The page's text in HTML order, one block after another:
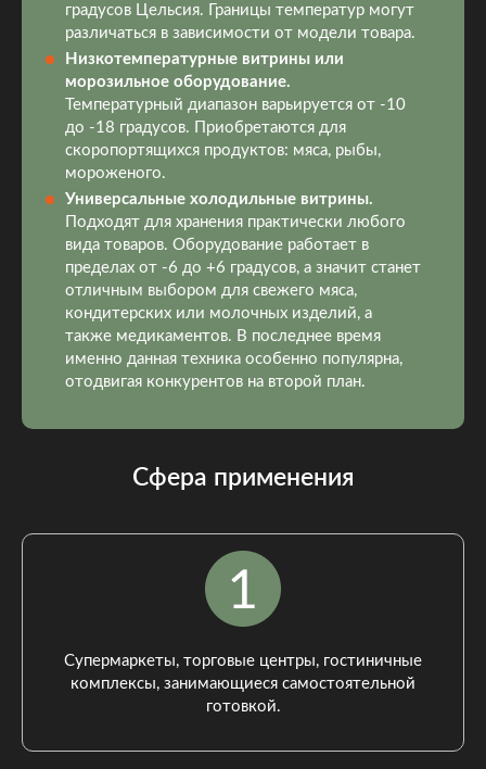
градусов Цельсия. Границы температур могут
различаться в зависимости от модели товара.
Низкотемпературные витрины или
морозильное оборудование.
Температурный диапазон варьируется от -10
до -18 градусов. Приобретаются для
скоропортящихся продуктов: мяса, рыбы,
мороженого.
Универсальные холодильные витрины.
Подходят для хранения практически любого
вида товаров. Оборудование работает в
пределах от -6 до +6 градусов, а значит станет
отличным выбором для свежего мяса,
кондитерских или молочных изделий, а
также медикаментов. В последнее время
именно данная техника особенно популярна,
отодвигая конкурентов на второй план.
Сфера применения
Супермаркеты, торговые центры, гостиничные
комплексы, занимающиеся самостоятельной
готовкой.